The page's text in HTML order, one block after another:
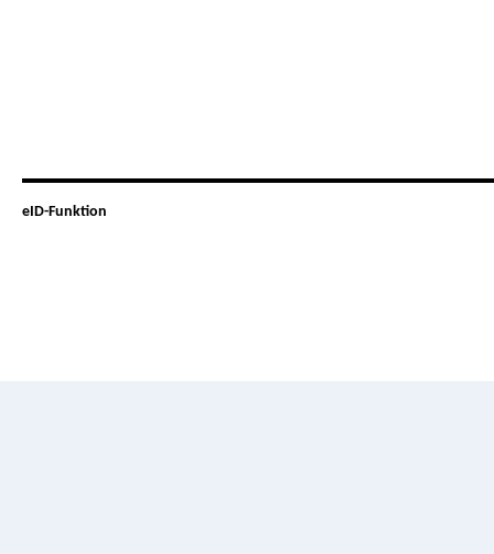
eID-Funktion